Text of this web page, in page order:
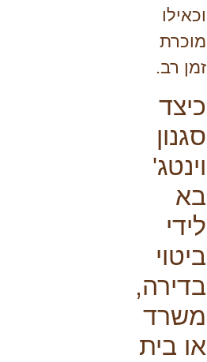
וכאילו
מוכרת
זמן רב.
כיצד
סגנון
וינטג'
בא
לידי
ביטוי
בדירה,
משרד
או בית